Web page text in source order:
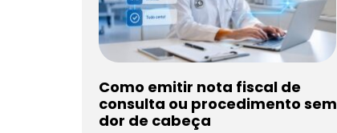
Como emitir nota fiscal de
consulta ou procedimento sem
dor de cabeça